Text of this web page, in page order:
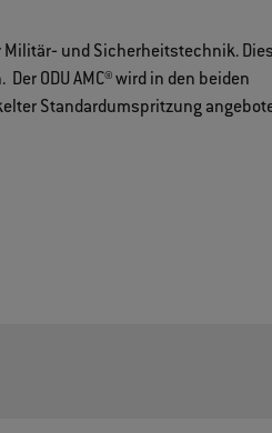
und Sicherheitstechnik.
ODU AMC® wird in den beiden
Standardumspritzung